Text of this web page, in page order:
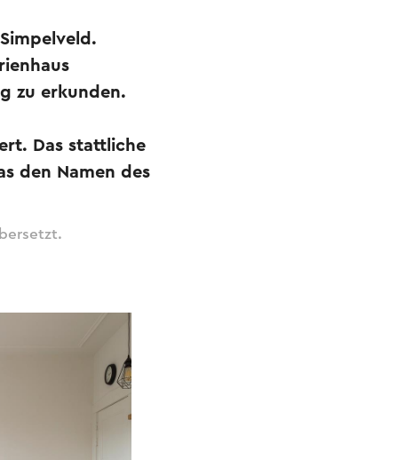
zu erkunden.
Das stattliche
den Namen des